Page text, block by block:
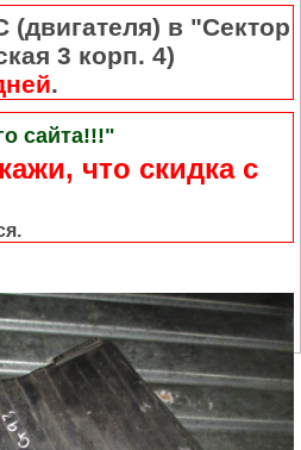
в "Сектор
3 корп. 4)
.
сайта!!!"
что скидка с